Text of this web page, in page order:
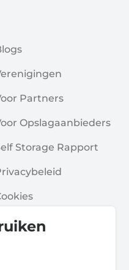
Partners
Opslagaanbieders
Storage Rapport
Voorwaarde